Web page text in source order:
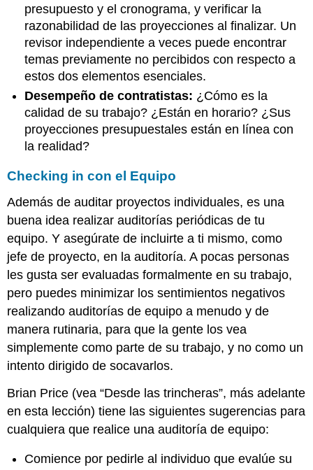
presupuesto y el cronograma, y verificar la
razonabilidad de las proyecciones al finalizar. Un
revisor independiente a veces puede encontrar
temas previamente no percibidos con respecto a
estos dos elementos esenciales.
Desempeño de contratistas: ¿Cómo es la
calidad de su trabajo? ¿Están en horario? ¿Sus
proyecciones presupuestales están en línea con
la realidad?
Checking in con el Equipo
Además de auditar proyectos individuales, es una
buena idea realizar auditorías periódicas de tu
equipo. Y asegúrate de incluirte a ti mismo, como
jefe de proyecto, en la auditoría. A pocas personas
les gusta ser evaluadas formalmente en su trabajo,
pero puedes minimizar los sentimientos negativos
realizando auditorías de equipo a menudo y de
manera rutinaria, para que la gente los vea
simplemente como parte de su trabajo, y no como un
intento dirigido de socavarlos.
Brian Price (vea “Desde las trincheras”, más adelante
en esta lección) tiene las siguientes sugerencias para
cualquiera que realice una auditoría de equipo:
Comience por pedirle al individuo que evalúe su